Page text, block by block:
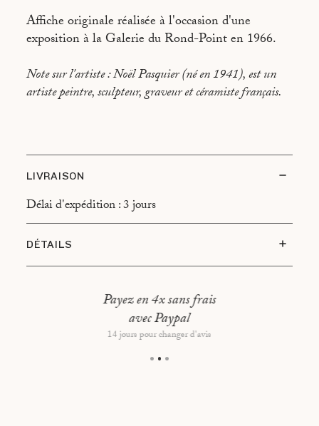
Affiche originale réalisée à l'occasion d'une
exposition à la Galerie du Rond-Point en 1966.
Note sur l'artiste : Noël Pasquier (né en 1941), est un
artiste peintre, sculpteur, graveur et céramiste français.
LIVRAISON
Délai d'expédition : 3 jours
DÉTAILS
Type d’encadrement : Cadre noir, montage flottant
Dimensions hors tout : 57,5 × 33 cm
Payez en 4x sans frais
avec Paypal
14 jours pour changer d'avis